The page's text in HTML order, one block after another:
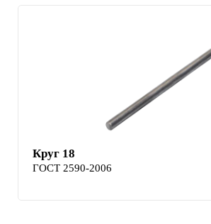
Круг 18
ГОСТ 2590-2006